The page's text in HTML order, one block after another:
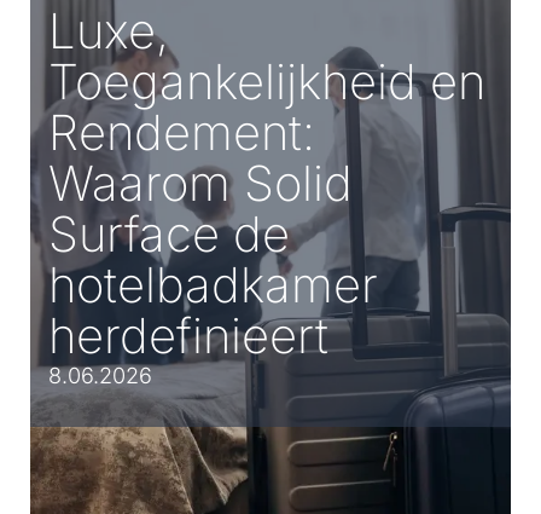
Luxe,
Toegankelijkheid en
Rendement:
Waarom Solid
Surface de
hotelbadkamer
herdefinieert
8.06.2026